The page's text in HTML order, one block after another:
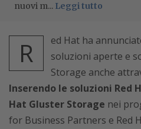
nuovi m... Leggi tutto
R
ed Hat ha
soluzioni aperte e
Storage anche
Inserendo le soluzioni Red
Hat Gluster Storage nei
for Business Partners e Red